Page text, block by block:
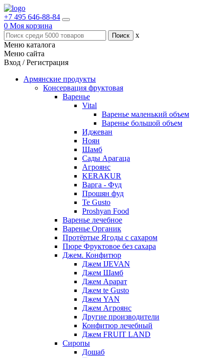
+7 495 646-88-84
0 Моя корзина
x
Меню каталога
Меню сайта
Вход / Регистрация
Армянские продукты
Консервация фруктовая
Варенье
Vital
Варенье маленький объем
Варенье большой объем
Иджеван
Ноян
Шамб
Сады Арагаца
Агроянс
KERAKUR
Варга - Фуд
Прошян фуд
Te Gusto
Proshyan Food
Варенье лечебное
Варенье Органик
Протёртые Ягоды с сахаром
Пюре Фруктовое без сахара
Джем. Конфитюр
Джем IJEVAN
Джем Шамб
Джем Арарат
Джем te Gusto
Джем YAN
Джем Агроянс
Другие производители
Конфитюр лечебный
Джем FRUIT LAND
Сиропы
Дошаб